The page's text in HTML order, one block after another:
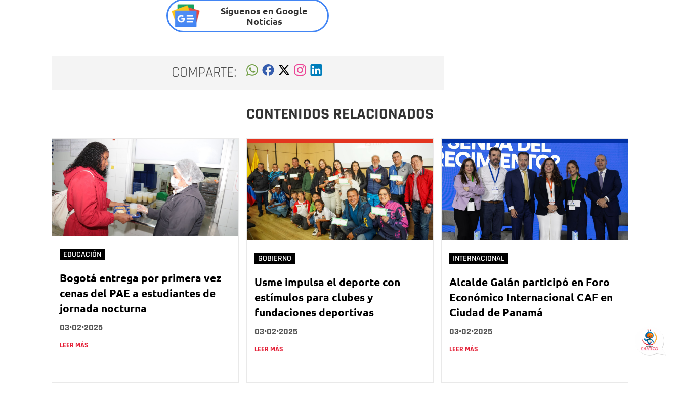
Síguenos en Google
Noticias
COMPARTE:
CONTENIDOS RELACIONADOS
EDUCACIÓN
Bogotá entrega por primera vez
cenas del PAE a estudiantes de
jornada nocturna
03•02•2025
LEER MÁS
GOBIERNO
Usme impulsa el deporte con
estímulos para clubes y
fundaciones deportivas
03•02•2025
LEER MÁS
INTERNACIONAL
Alcalde Galán participó en Foro
Económico Internacional CAF en
Ciudad de Panamá
03•02•2025
LEER MÁS